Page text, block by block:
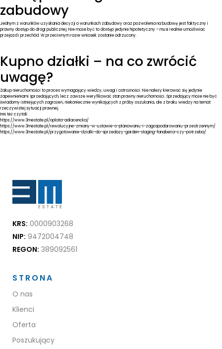
zabudowy
Jednym z warunków uzyskania decyzji o warunkach zabudowy oraz pozwolenia na budowę jest faktyczny i
prawny dostęp do drogi publicznej. Nie może być to dostęp jedynie hipotetyczny – musi realnie umożliwiać
przejazd i przechód. W przeciwnym razie wniosek zostanie odrzucony.
Kupno działki – na co zwrócić
uwagę?
Zakup nieruchomości to proces wymagający wiedzy, uwagi i ostrożności. Nie należy kierować się jedynie
zapewnieniami sprzedających, lecz zawsze weryfikować stan prawny nieruchomości. Sprzedający może nie być
świadomy istniejących zagrożeń, niekoniecznie wynikających z próby oszukania, ale z braku wiedzy na temat
rzeczywistej sytuacji prawnej.
Inni też czytali:
https://www.3mestate.pl/oplata-adiacencka/
https://www.3mestate.pl/rewolucyjne-zmiany-w-ustawie-o-planowaniu-i-zagospodarowaniu-przestrzennym/
https://www.3mestate.pl/przygotowanie-dzialki-do-sprzedazy-garden-staging-fanaberia-czy-potrzeba/
KRS: 0000903268
NIP: 9472004748
REGON: 389092561
STRONA
O nas
Klienci
Oferta
Poszukujący